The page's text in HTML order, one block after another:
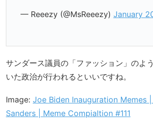
— Reeezy (@MsReeezy) January
サンダース議員の「ファッション」のよ
いた政治が行われるといいですね。
Image: Joe Biden Inauguration Memes
Sanders | Meme Compialtion #111